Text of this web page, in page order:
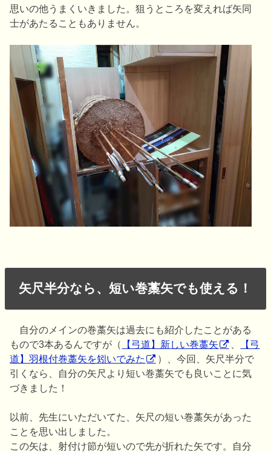
思いの他うまくいきました。狙うところを変えれば矢同
士があたることもありません。
矢尺半分なら、短い巻藁矢でも使える！
自分のメインの巻藁矢は過去にも紹介したことがある
もので3本あるんですが（
【弓道】新しい巻藁矢
【弓
道】羽根付巻藁矢を矧いでみた
）、今回、矢尺半分で
引くなら、自分の矢尺より短い巻藁矢でも良いことに気
づきました！
以前、先生にいただいてた、矢尺の短い巻藁矢があった
ことを思い出しました。
この矢は、射付け節が短いので先が折れた矢です。自分